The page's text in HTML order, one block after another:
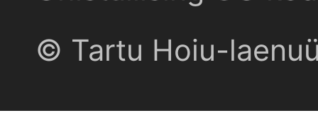
© Tartu Hoiu-